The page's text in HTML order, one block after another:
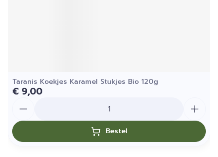
Taranis Koekjes Karamel Stukjes Bio 120g
€ 9,00
Bestel